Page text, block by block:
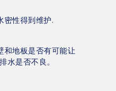
密性得到维护.
和地板是否有可能让
水是否不良。